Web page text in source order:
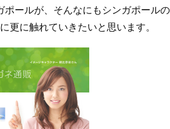
ポールが、そんなにもシンガポー
更に触れていきたいと思います。